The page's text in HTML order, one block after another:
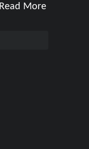
Read More